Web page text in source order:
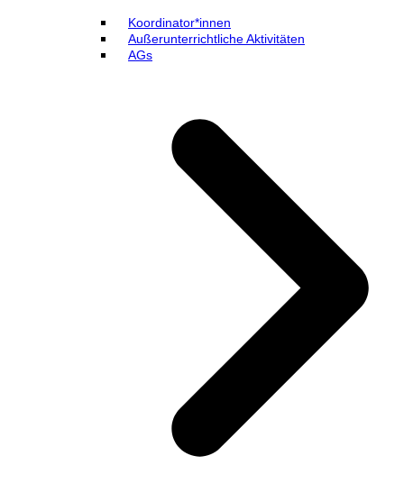
Koordinator*innen
Außerunterrichtliche Aktivitäten
AGs